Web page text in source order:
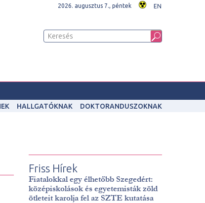
2026. augusztus 7., péntek EN
HALLGATÓKNAK DOKTORANDUSZOKNAK
Friss Hírek
Fiatalokkal egy élhetőbb Szegedért:
középiskolások és egyetemisták zöld
ötleteit karolja fel az SZTE kutatása